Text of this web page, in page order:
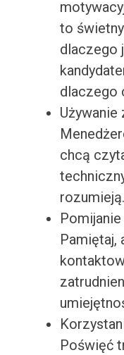
to
dlaczego
dlaczego
Używanie
chcą
rozumieją.
Pamiętaj,
Poświęć